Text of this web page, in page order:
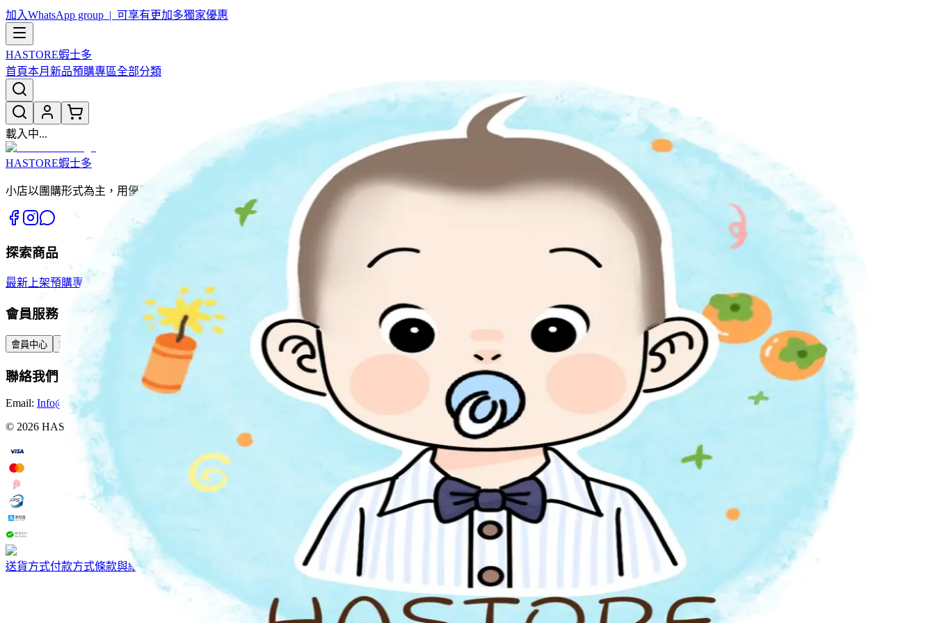
加入WhatsApp group | 可享有更加多獨家優惠
HASTORE蝦士多
首頁本月新品預購專區全部分類
載入中...
HASTORE蝦士多
小店以團購形式為主，用優惠價同大家開心團購。薄利多銷，讓更多家庭輕鬆入手優質好物。
探索商品
最新上架預購專區
會員服務
會員中心 訂單查詢 預訂與包裹
聯絡我們
Email: Info@hastore.app
© 2026 HASTORE. All rights reserved.
送貨方式付款方式條款與細則 隱私權政策